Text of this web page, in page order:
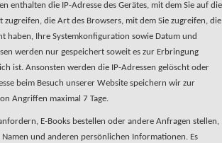
enthalten die IP-Adresse des Gerätes, mit dem Sie auf die
zugreifen, die Art des Browsers, mit dem Sie zugreifen, die
haben, Ihre Systemkonfiguration sowie Datum und
werden nur gespeichert soweit es zur Erbringung
ist. Ansonsten werden die IP-Adressen gelöscht oder
beim Besuch unserer Website speichern wir zur
Angriffen maximal 7 Tage.
E-Books bestellen oder andere Anfragen stellen,
und anderen persönlichen Informationen. Es